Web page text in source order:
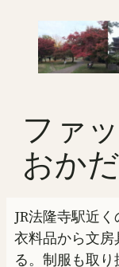
ファ
おかだ
JR法隆寺駅近
衣料品から文
る。制服も取